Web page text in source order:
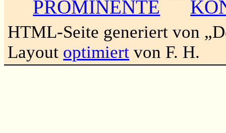
PROMINENTE
HTML-Seite generiert von
Layout optimiert von F. H.